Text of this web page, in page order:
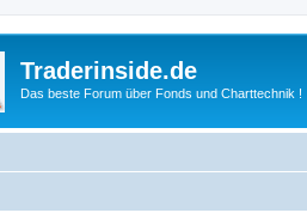
Traderinside.de
Das beste Forum über Fonds und Charttechnik !